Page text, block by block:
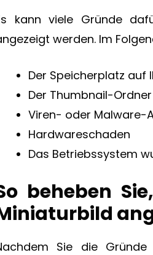
kann viele Gründe
werden. Im
Der Speicherplatz
Der Thumbnail-
Viren- oder Malware-
Hardwareschaden
Das Betriebssystem
beheben
Sie die